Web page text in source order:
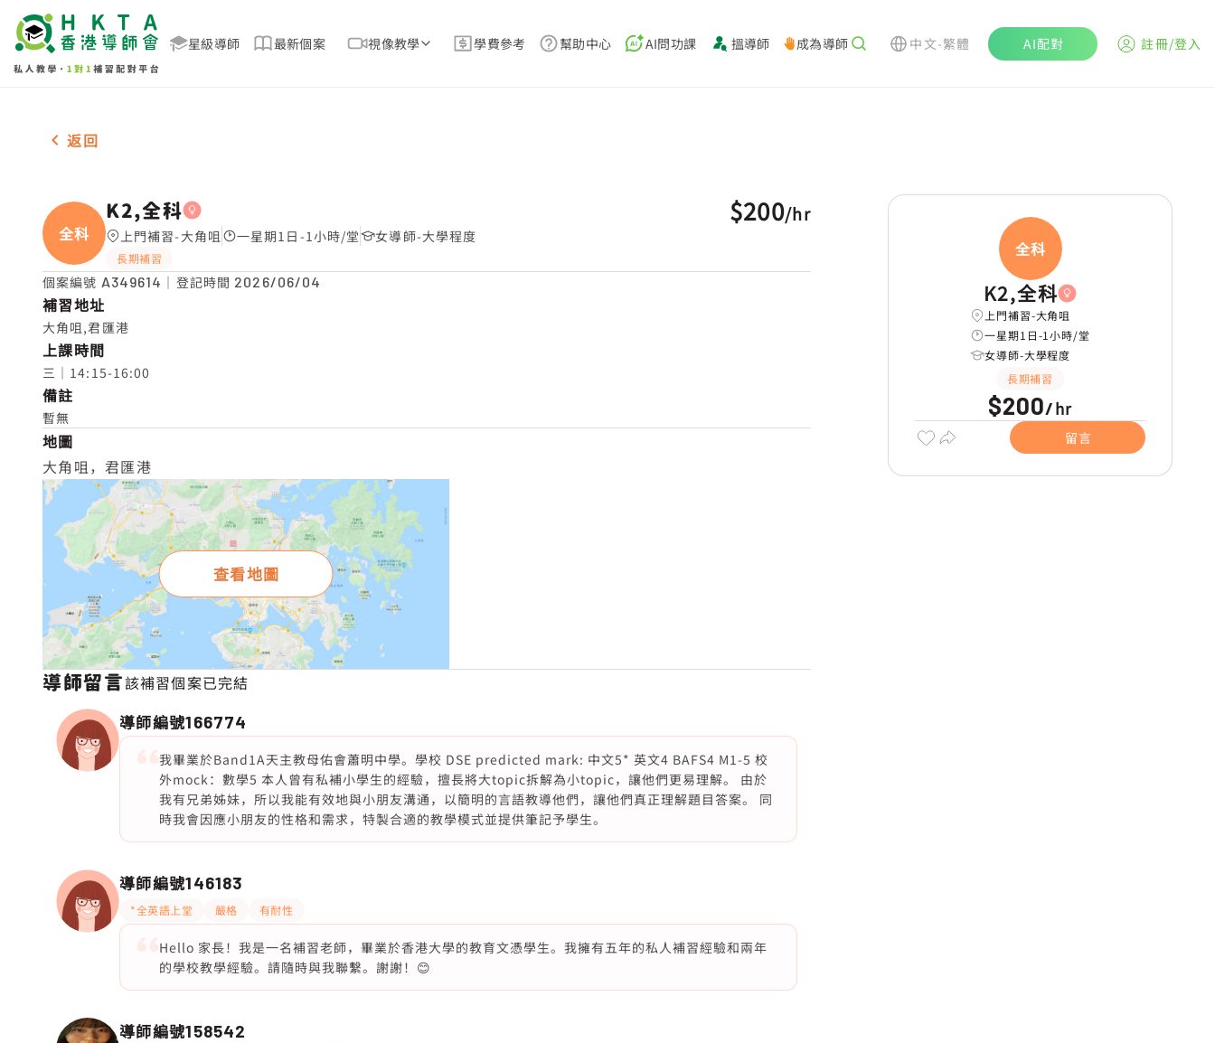
星級導師 最新個案 視像教學 學費參考 幫助中心 AI問功課 搵導師 成為導師 中文-繁體 AI配對 註冊/登入
女-1名 K2,全科，大角咀 補習推介
返回
全科
K2,全科
上門補習-大角咀 一星期1日-1小時/堂 女導師-大學程度
長期補習
$200/hr
個案編號 A349614 ｜登記時間 2026/06/04
補習地址
大角咀,君匯港
上課時間
三｜14:15-16:00
備註
暫無
地圖
大角咀，君匯港
查看地圖
導師留言該補習個案已完結
導師編號166774
我畢業於Band1A天主教母佑會蕭明中學。學校 DSE predicted mark: 中文5* 英文4 BAFS4 M1-5 校
外mock：數學5 本人曾有私補小學生的經驗，擅長將大topic拆解為小topic，讓他們更易理解。 由於
我有兄弟姊妹，所以我能有效地與小朋友溝通，以簡明的言語教導他們，讓他們真正理解題目答案。 同
時我會因應小朋友的性格和需求，特製合適的教學模式並提供筆記予學生。
導師編號146183
*全英語上堂 嚴格 有耐性
Hello 家長！我是一名補習老師，畢業於香港大學的教育文憑學生。我擁有五年的私人補習經驗和兩年
的學校教學經驗。請隨時與我聯繫。謝謝！😊
導師編號158542
全科
K2,全科
上門補習-大角咀
一星期1日-1小時/堂
女導師-大學程度
長期補習
$200/hr
留言